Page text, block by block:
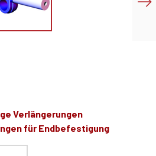
Mail
Verlängerungen
für Endbefestigung